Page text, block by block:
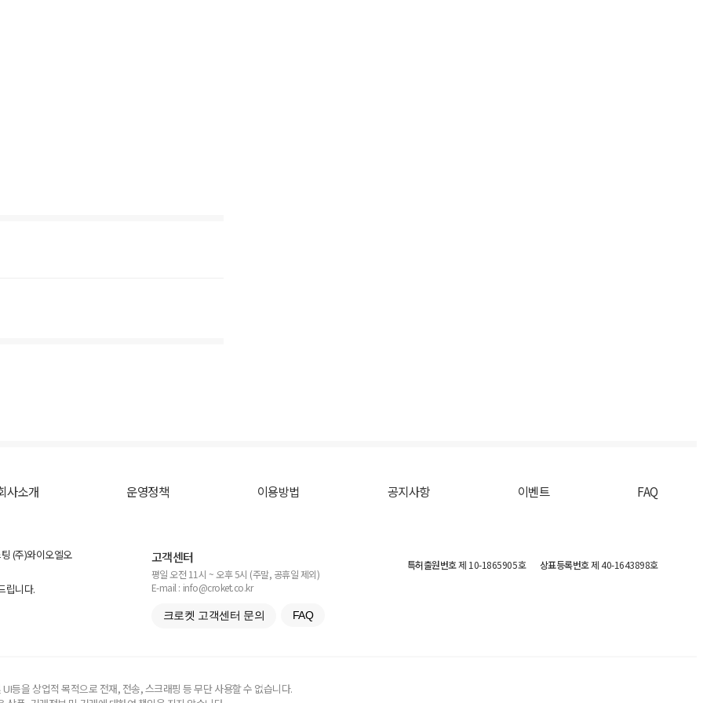
사소개 운영정책 이용방법 공지사항 이벤트 FAQ
(주)와이오엘오
립니다.
고객센터
평일 오전 11시 ~ 오후 5시 (주말, 공휴일 제외)
E-mail : info@croket.co.kr
크로켓 고객센터 문의 FAQ
특허출원번호제 10-1865905호 상표등록번호제 40-1643898호
등을 상업적 목적으로 전재, 전송, 스크래핑 등 무단 사용할 수 없습니다.